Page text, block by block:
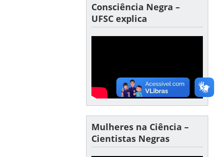
Consciência Negra –
UFSC explica
Mulheres na Ciência –
Cientistas Negras